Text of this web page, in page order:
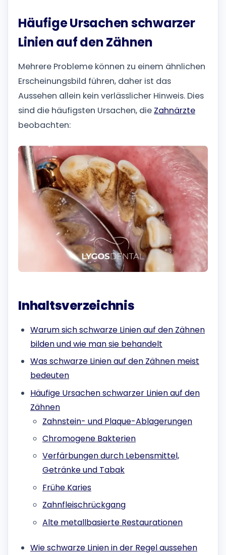
Häufige Ursachen schwarzer
Linien auf den Zähnen
Mehrere Probleme können zu einem ähnlichen
Erscheinungsbild führen, daher ist das
Aussehen allein kein verlässlicher Hinweis. Dies
sind die häufigsten Ursachen, die Zahnärzte
beobachten:
Inhaltsverzeichnis
Warum sich schwarze Linien auf den Zähnen
bilden und wie man sie behandelt
Was schwarze Linien auf den Zähnen meist
bedeuten
Häufige Ursachen schwarzer Linien auf den
Zähnen
Zahnstein- und Plaque-Ablagerungen
Chromogene Bakterien
Verfärbungen durch Lebensmittel,
Getränke und Tabak
Frühe Karies
Zahnfleischrückgang
Alte metallbasierte Restaurationen
Wie schwarze Linien in der Regel aussehen